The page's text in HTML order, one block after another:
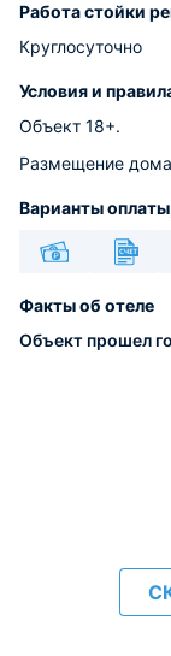
Работа стойки
Круглосуточно
Условия и
Объект 18+.
Размещение
Варианты
Факты об отеле
Объект прошел